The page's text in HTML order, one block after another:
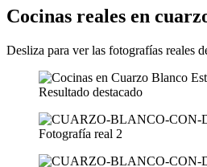
Cocinas reales en
Desliza para ver las fotografías reales
Resultado destacado
Fotografía real 2